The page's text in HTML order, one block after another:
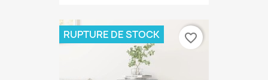
RUPTURE DE STOCK favorite_border